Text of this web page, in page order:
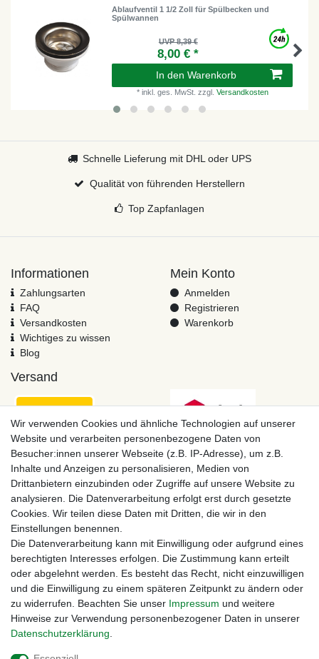
Ablaufventil 1 1/2 Zoll für Spülbecken und
Spülwannen
UVP 8,39 €
8,00 € *
In den Warenkorb
* inkl. ges. MwSt. zzgl. Versandkosten
Schnelle Lieferung mit DHL oder UPS
Qualität von führenden Herstellern
Top Zapfanlagen
Informationen
Zahlungsarten
FAQ
Versandkosten
Wichtiges zu wissen
Blog
Mein Konto
Anmelden
Registrieren
Warenkorb
Versand
Zahlungsmöglichkeiten
Wir verwenden Cookies und ähnliche Technologien auf unserer
Website und verarbeiten personenbezogene Daten von
Besucher:innen unserer Webseite (z.B. IP-Adresse), um z.B.
Inhalte und Anzeigen zu personalisieren, Medien von
Drittanbietern einzubinden oder Zugriffe auf unsere Website zu
analysieren. Die Datenverarbeitung erfolgt erst durch gesetzte
Cookies. Wir teilen diese Daten mit Dritten, die wir in den
Einstellungen benennen.
Die Datenverarbeitung kann mit Einwilligung oder aufgrund eines
berechtigten Interesses erfolgen. Die Zustimmung kann erteilt
oder abgelehnt werden. Es besteht das Recht, nicht einzuwilligen
und die Einwilligung zu einem späteren Zeitpunkt zu ändern oder
zu widerrufen. Beachten Sie unser Impressum und weitere
Hinweise zur Verwendung personenbezogener Daten in unserer
Daten­schutz­erklärung